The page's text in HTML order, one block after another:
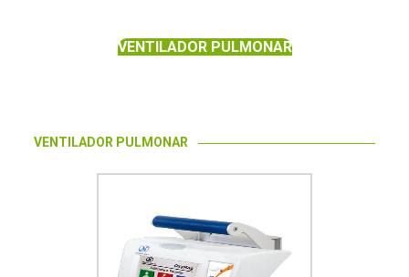
VENTILADOR PULMONAR
VENTILADOR PULMONAR